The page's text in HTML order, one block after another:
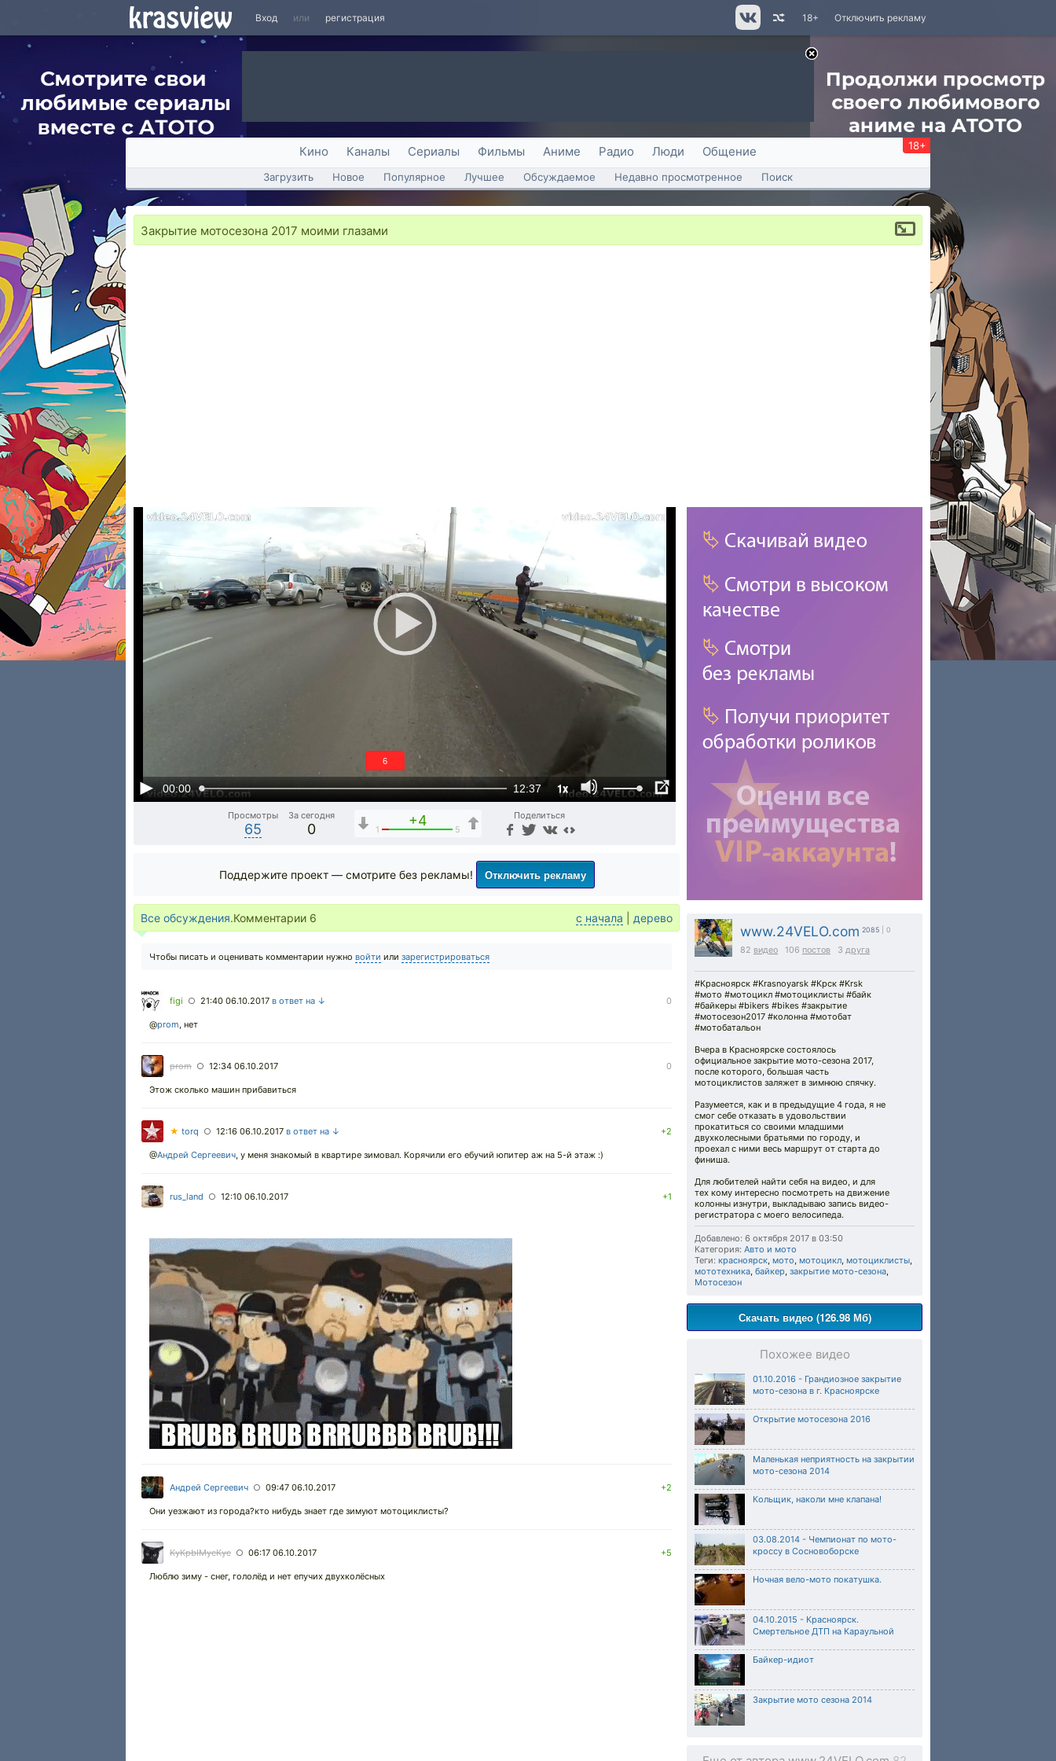
Вход или регистрация Отключить рекламу
18+
Кино Каналы Сериалы Фильмы Аниме Радио Люди Общение 18+
Загрузить Новое Популярное Лучшее Обсуждаемое Недавно просмотренное Поиск
Закрытие мотосезона 2017 моими глазами
00:00 12:37 1x
5
Просмотры
65
За сегодня
0
+4
1 5
Поделиться
www.24VELO.com 2085 | 0
82 видео 106 постов 3 друга
#Красноярск #Krasnoyarsk #Крск #Krsk
#мото #мотоцикл #мотоциклисты #байк
#байкеры #bikers #bikes #закрытие
#мотосезон2017 #колонна #мотобат
#мотобатальон
Вчера в Красноярске состоялось
официальное закрытие мото-сезона 2017,
после которого, большая часть
мотоциклистов заляжет в зимнюю спячку.
Разумеется, как и в предыдущие 4 года, я не
смог себе отказать в удовольствии
прокатиться со своими младшими
двухколесными братьями по городу, и
проехал с ними весь маршрут от старта до
финиша.
Для любителей найти себя на видео, и для
тех кому интересно посмотреть на движение
колонны изнутри, выкладываю запись видео-
регистратора с моего велосипеда.
Добавлено: 6 октября 2017 в 03:50
Категория: Авто и мото
Теги: красноярск, мото, мотоцикл, мотоциклисты,
мототехника, байкер, закрытие мото-сезона,
Мотосезон
Скачать видео (126.98 Мб)
Похожее видео
01.10.2016 - Грандиозное закрытие
мото-сезона в г. Красноярске
Открытие мотосезона 2016
Маленькая неприятность на закрытии
мото-сезона 2014
Кольщик, наколи мне клапана!
03.08.2014 - Чемпионат по мото-
кроссу в Сосновоборске
Ночная вело-мото покатушка.
04.10.2015 - Красноярск.
Смертельное ДТП на Караульной
Байкер-идиот
Закрытие мото сезона 2014
Поддержите проект — смотрите без рекламы! Отключить рекламу
Все обсуждения.Комментарии 6 с начала дерево
Чтобы писать и оценивать комментарии нужно войти или зарегистрироваться
figi ○ 21:40 06.10.2017 в ответ на ↓ 0
@prom, нет
prom ○ 12:34 06.10.2017 0
Этож сколько машин прибавиться
★ torq ○ 12:16 06.10.2017 в ответ на ↓ +2
@Андрей Сергеевич, у меня знакомый в квартире зимовал. Корячили его ебучий юпитер аж на 5-й этаж :)
rus_land ○ 12:10 06.10.2017 +1
Андрей Сергеевич ○ 09:47 06.10.2017 +2
Они уезжают из города?кто нибудь знает где зимуют мотоциклисты?
KyKpbIMycKyc ○ 06:17 06.10.2017 +5
Люблю зиму - снег, гололёд и нет епучих двухколёсных